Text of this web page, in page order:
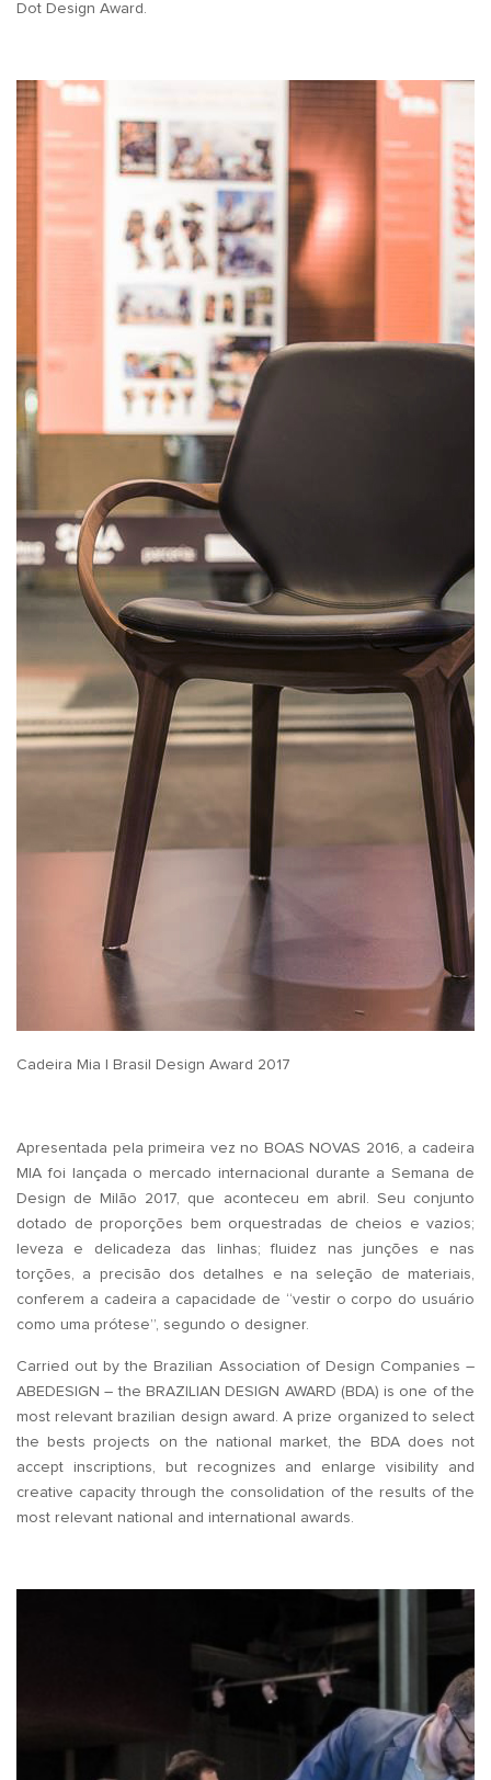
Dot Design Award.
Cadeira Mia | Brasil Design Award 2017
Apresentada pela primeira vez no BOAS NOVAS 2016, a cadeira
MIA foi lançada o mercado internacional durante a Semana de
Design de Milão 2017, que aconteceu em abril. Seu conjunto
dotado de proporções bem orquestradas de cheios e vazios;
leveza e delicadeza das linhas; fluidez nas junções e nas
torções, a precisão dos detalhes e na seleção de materiais,
conferem a cadeira a capacidade de “vestir o corpo do usuário
como uma prótese”, segundo o designer.
Carried out by the Brazilian Association of Design Companies –
ABEDESIGN – the BRAZILIAN DESIGN AWARD (BDA) is one of the
most relevant brazilian design award. A prize organized to select
the bests projects on the national market, the BDA does not
accept inscriptions, but recognizes and enlarge visibility and
creative capacity through the consolidation of the results of the
most relevant national and international awards.